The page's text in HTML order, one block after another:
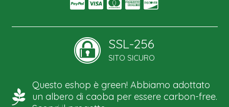
SSL-256
SITO SICURO
Questo eshop è green! Abbiamo adottato
un albero di caoba per essere carbon-free.